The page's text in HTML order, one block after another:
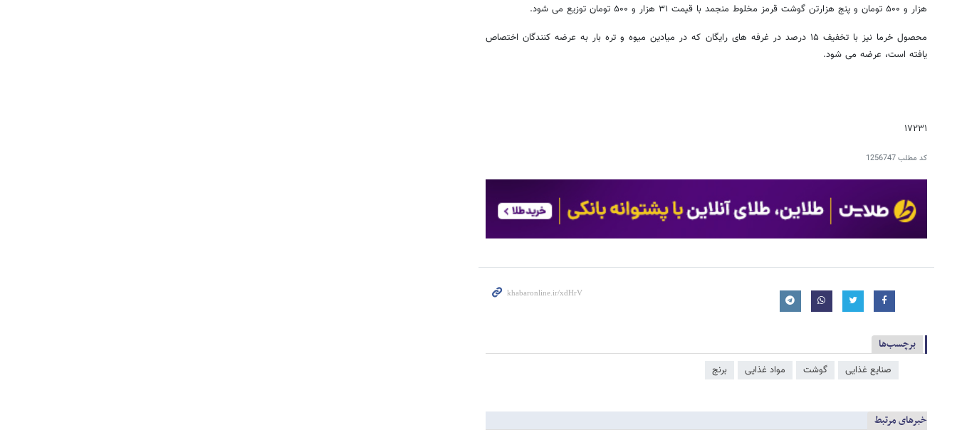
هزار و ۵۰۰ تومان و پنج هزارتن گوشت قرمز مخلوط منجمد با قیمت ۳۱ هزار و ۵۰۰ تومان توزیع می شود.
محصول خرما نیز با تخفیف ۱۵ درصد در غرفه های رایگان که در میادین میوه و تره بار به عرضه کنندگان اختصاص
یافته است، عرضه می شود.
۱۷۲۳۱
کد مطلب1256747
برچسب‌ها
صنایع غذایی گوشت مواد غذایی برنج
خبرهای مرتبط